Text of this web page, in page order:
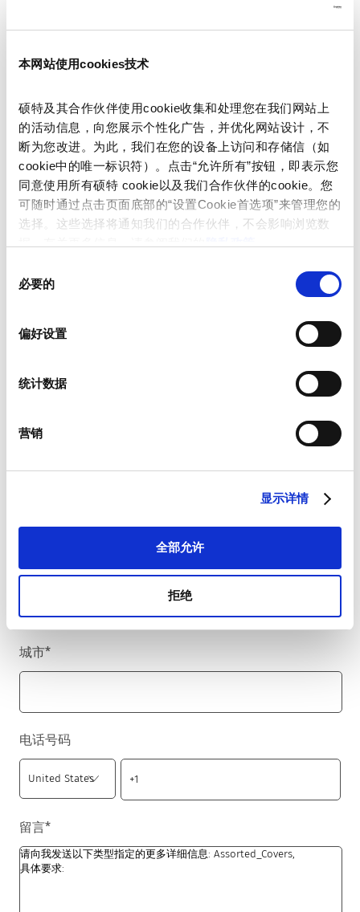
本网站使用cookies技术
硕特及其合作伙伴使用cookie收集和处理您在我们网站上
的活动信息，向您展示个性化广告，并优化网站设计，不
断为您改进。为此，我们在您的设备上访问和存储信（如
cookie中的唯一标识符）。点击“允许所有”按钮，即表示您
同意使用所有硕特 cookie以及我们合作伙伴的cookie。您
可随时通过点击页面底部的“设置Cookie首选项”来管理您的
选择。这些选择将通知我们的合作伙伴，不会影响浏览数
必要的
偏好设置
统计数据
营销
显示详情
全部允许
拒绝
名*
姓 *
公司名称
邮编
城市*
电话号码
留言*